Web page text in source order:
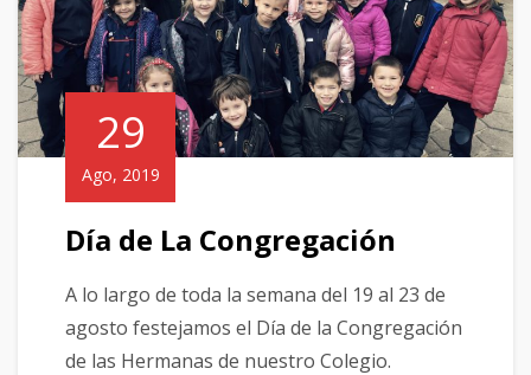
29
Ago, 2019
Día de La Congregación
A lo largo de toda la semana del 19 al 23 de
agosto festejamos el Día de la Congregación
de las Hermanas de nuestro Colegio.